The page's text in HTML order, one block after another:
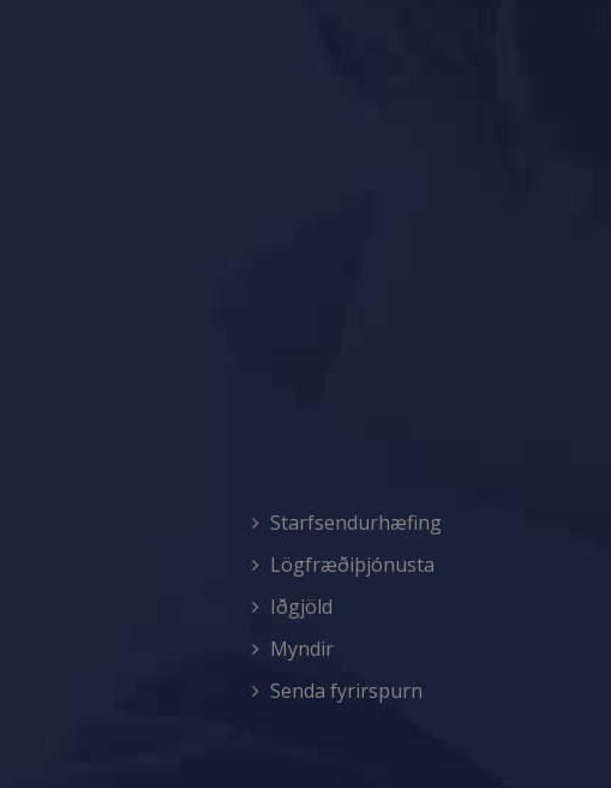
Starfsendurhæfing
Lögfræðiþjónusta
Iðgjöld
Myndir
Senda fyrirspurn